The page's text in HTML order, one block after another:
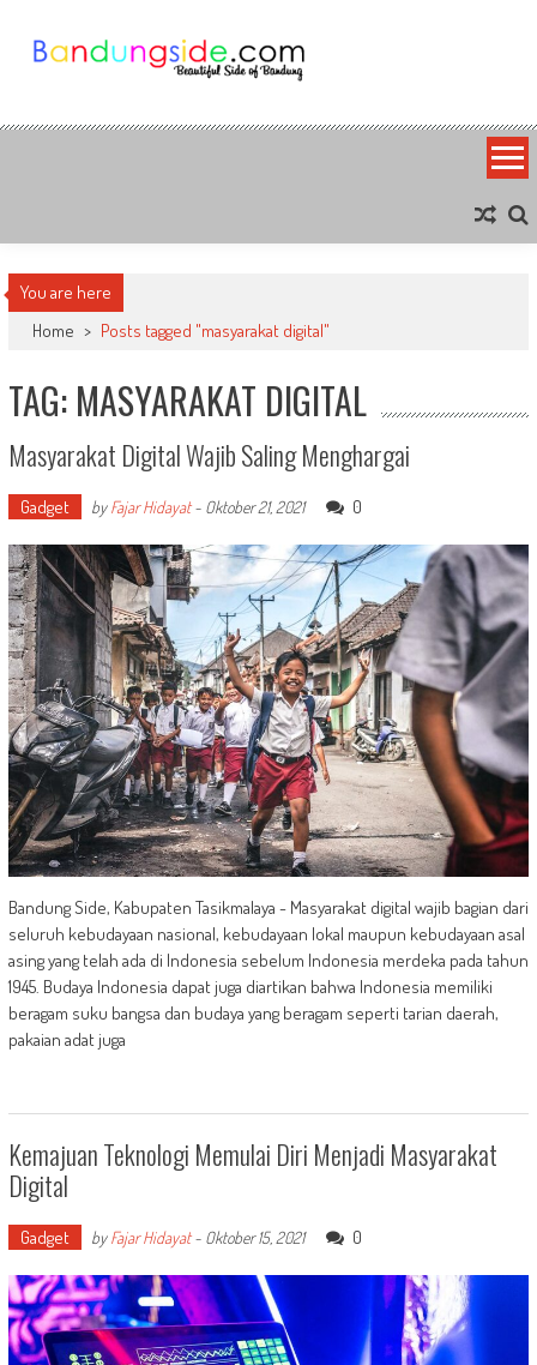
content
Bandung Side
You are here
Home > Posts tagged "masyarakat digital"
TAG: MASYARAKAT DIGITAL
Masyarakat Digital Wajib Saling Menghargai
Gadget byFajar Hidayat- Oktober 21, 2021 0
Bandung Side, Kabupaten Tasikmalaya - Masyarakat digital wajib bagian dari
seluruh kebudayaan nasional, kebudayaan lokal maupun kebudayaan asal
asing yang telah ada di Indonesia sebelum Indonesia merdeka pada tahun
1945. Budaya Indonesia dapat juga diartikan bahwa Indonesia memiliki
beragam suku bangsa dan budaya yang beragam seperti tarian daerah,
pakaian adat juga
Kemajuan Teknologi Memulai Diri Menjadi Masyarakat
Digital
Gadget byFajar Hidayat- Oktober 15, 2021 0